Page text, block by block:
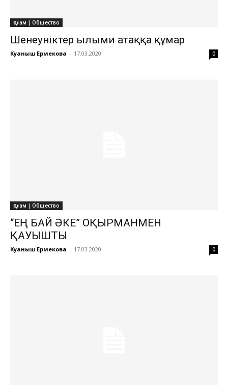
Қоғам | Общество
Шенеуніктер ғылыми атаққа құмар
Куаныш Ермекова - 17.03.2020 0
Қоғам | Общество
“ЕҢ БАЙ ӘКЕ” ОҚЫРМАНМЕН
ҚАУЫШТЫ
Куаныш Ермекова - 17.03.2020 0